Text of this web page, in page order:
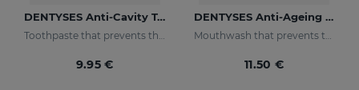
DENTYSES Anti-Cavity Toothpaste
Toothpaste that prevents the appearance of cavities
9.95 €
DENTYSES Anti-Ageing Mouthwash
Mouthwash that prevents the signs of oral ageing
11.50 €